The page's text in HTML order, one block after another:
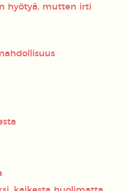
hyötyä, mutten irti